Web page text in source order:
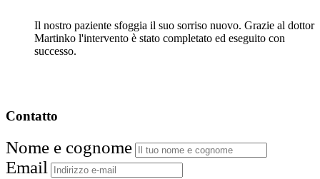
Il nostro paziente sfoggia il suo sorriso nuovo. Grazie al dottor
Martinko l'intervento è stato completato ed eseguito con
successo.
Contatto
Nome e cognome
Email